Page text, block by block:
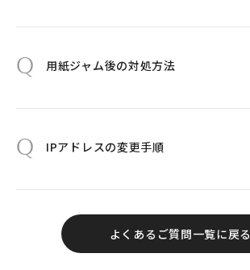
Q 用紙ジャム後の対処方法
Q IPアドレスの変更手順
よくあるご質問一覧に戻る